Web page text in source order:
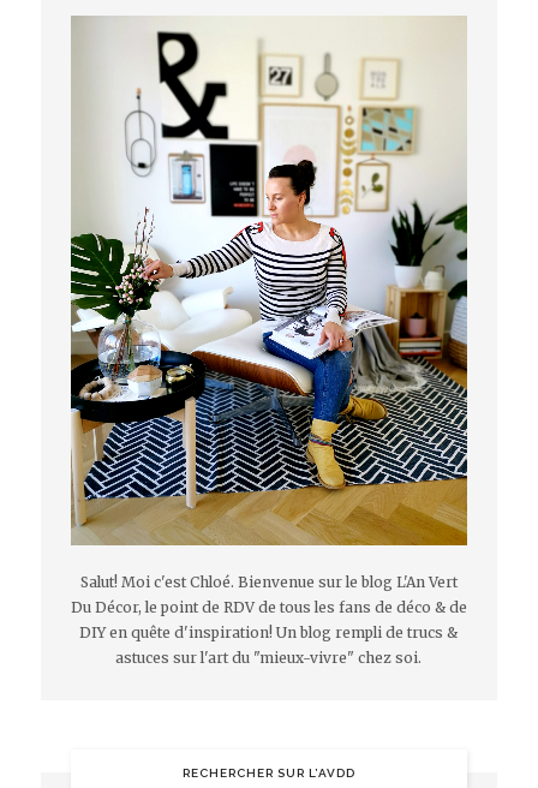
Salut! Moi c'est Chloé. Bienvenue sur le blog L'An Vert
Du Décor, le point de RDV de tous les fans de déco & de
DIY en quête d'inspiration! Un blog rempli de trucs &
astuces sur l'art du "mieux-vivre" chez soi.
RECHERCHER SUR L’AVDD